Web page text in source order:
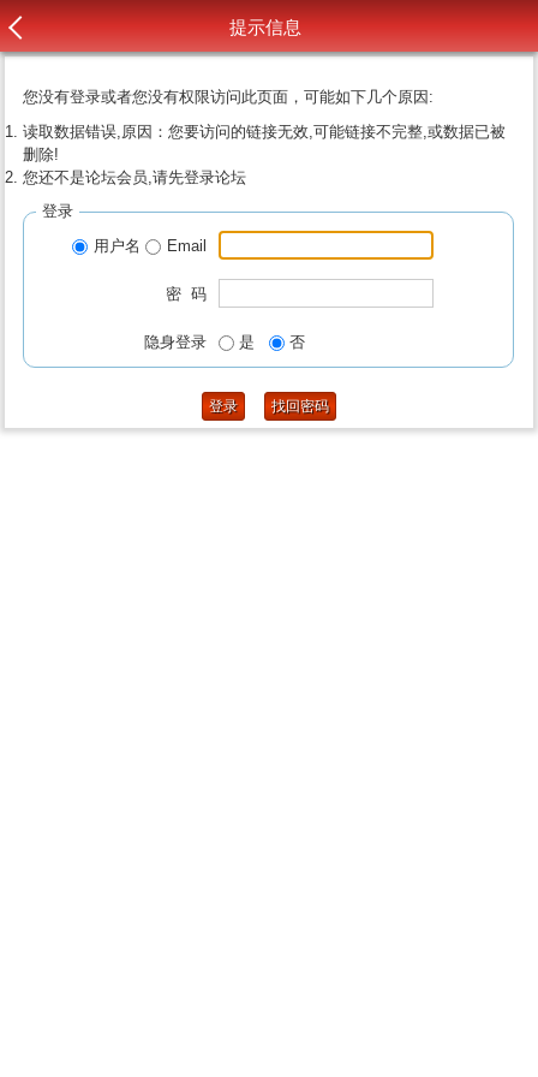
提示信息
您没有登录或者您没有权限访问此页面，可能如下几个原因:
读取数据错误,原因：您要访问的链接无效,可能链接不完整,或数据已被
删除!
您还不是论坛会员,请先登录论坛
登录
用户名
Email
密 码
隐身登录 是 否